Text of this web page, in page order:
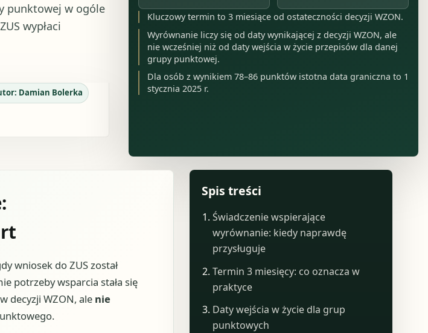
punktowej w ogóle
wypłaci
Damian Bolerka
Kluczowy termin to 3 miesiące od ostateczności decyzji WZON.
Wyrównanie liczy się od daty wynikającej z decyzji WZON, ale
nie wcześniej niż od daty wejścia w życie przepisów dla danej
grupy punktowej.
Dla osób z wynikiem 78–86 punktów istotna data graniczna to 1
stycznia 2025 r.
wniosek do ZUS został
potrzeby wsparcia stała się
decyzji WZON, ale nie
Spis treści
Świadczenie wspierające
wyrównanie: kiedy naprawdę
przysługuje
Termin 3 miesięcy: co oznacza w
praktyce
Daty wejścia w życie dla grup
punktowych